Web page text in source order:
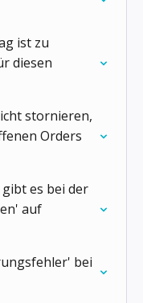
ist zu
diesen
stornieren,
Orders
es bei der
auf
bei